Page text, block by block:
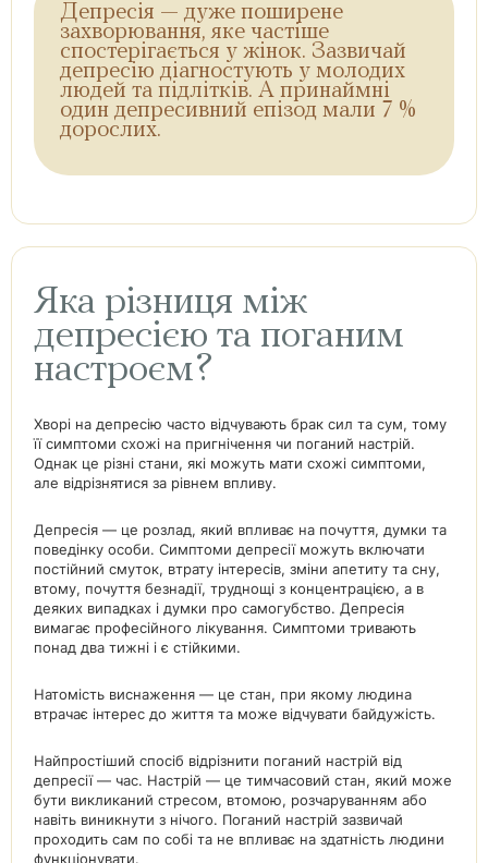
Депресія — дуже поширене
захворювання, яке частіше
спостерігається у жінок. Зазвичай
депресію діагностують у молодих
людей та підлітків. А принаймні
один депресивний епізод мали 7 %
дорослих.
Яка різниця між
депресією та поганим
настроєм?
Хворі на депресію часто відчувають брак сил та сум, тому
її симптоми схожі на пригнічення чи поганий настрій.
Однак це різні стани, які можуть мати схожі симптоми,
але відрізнятися за рівнем впливу.
Депресія — це розлад, який впливає на почуття, думки та
поведінку особи. Симптоми депресії можуть включати
постійний смуток, втрату інтересів, зміни апетиту та сну,
втому, почуття безнадії, труднощі з концентрацією, а в
деяких випадках і думки про самогубство. Депресія
вимагає професійного лікування. Симптоми тривають
понад два тижні і є стійкими.
Натомість виснаження — це стан, при якому людина
втрачає інтерес до життя та може відчувати байдужість.
Найпростіший спосіб відрізнити поганий настрій від
депресії — час. Настрій — це тимчасовий стан, який може
бути викликаний стресом, втомою, розчаруванням або
навіть виникнути з нічого. Поганий настрій зазвичай
проходить сам по собі та не впливає на здатність людини
функціонувати.